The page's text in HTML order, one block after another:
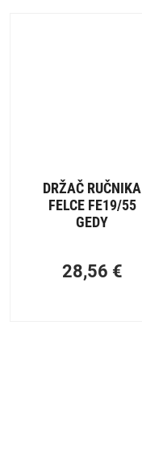
DRŽAČ RUČNIKA
FELCE FE19/55
GEDY
28,56 €